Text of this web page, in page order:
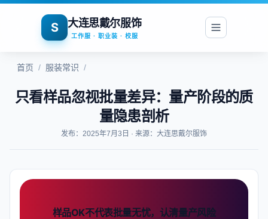
S 大连思戴尔服饰
工作服 · 职业装 · 校服
首页 / 服装常识 /
只看样品忽视批量差异：量产阶段的质
量隐患剖析
发布：2025年7月3日 · 来源：大连思戴尔服饰
样品OK不代表批量无忧，认清量产风险